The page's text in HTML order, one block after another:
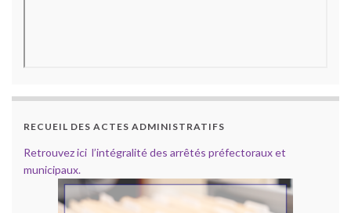
RECUEIL DES ACTES ADMINISTRATIFS
Retrouvez ici l’intégralité des arrêtés préfectoraux et
municipaux.